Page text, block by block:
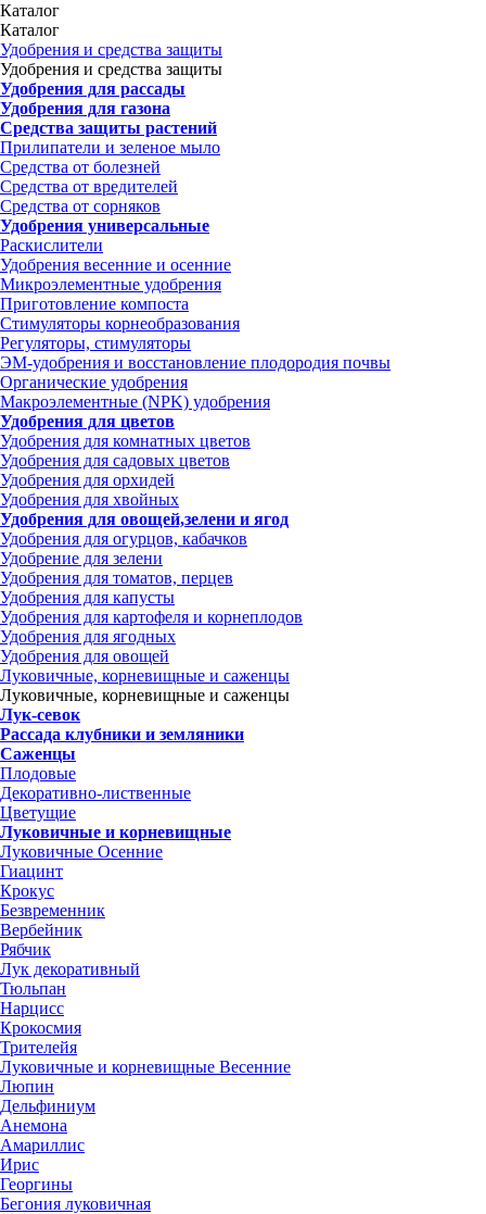
Каталог
Каталог
Удобрения и средства защиты
Удобрения и средства защиты
Удобрения для рассады
Удобрения для газона
Средства защиты растений
Прилипатели и зеленое мыло
Средства от болезней
Средства от вредителей
Средства от сорняков
Удобрения универсальные
Раскислители
Удобрения весенние и осенние
Микроэлементные удобрения
Приготовление компоста
Стимуляторы корнеобразования
Регуляторы, стимуляторы
ЭМ-удобрения и восстановление плодородия почвы
Органические удобрения
Макроэлементные (NPK) удобрения
Удобрения для цветов
Удобрения для комнатных цветов
Удобрения для садовых цветов
Удобрения для орхидей
Удобрения для хвойных
Удобрения для овощей,зелени и ягод
Удобрения для огурцов, кабачков
Удобрение для зелени
Удобрения для томатов, перцев
Удобрения для капусты
Удобрения для картофеля и корнеплодов
Удобрения для ягодных
Удобрения для овощей
Луковичные, корневищные и саженцы
Луковичные, корневищные и саженцы
Лук-севок
Рассада клубники и земляники
Саженцы
Плодовые
Декоративно-лиственные
Цветущие
Луковичные и корневищные
Луковичные Осенние
Гиацинт
Крокус
Безвременник
Вербейник
Рябчик
Лук декоративный
Тюльпан
Нарцисс
Крокосмия
Трителейя
Луковичные и корневищные Весенние
Люпин
Дельфиниум
Анемона
Амариллис
Ирис
Георгины
Бегония луковичная